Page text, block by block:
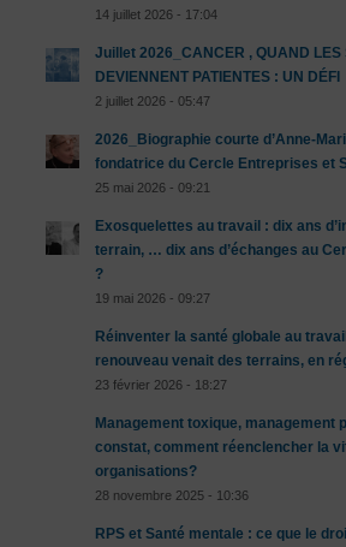
14 juillet 2026 - 17:04
Juillet 2026_CANCER , QUAND LES
DEVIENNENT PATIENTES : UN DÉFI
2 juillet 2026 - 05:47
2026_Biographie courte d’Anne-
fondatrice du Cercle Entreprises et
25 mai 2026 - 09:21
Exosquelettes au travail : dix ans
terrain, … dix ans d’échanges au
?
19 mai 2026 - 09:27
Réinventer la santé globale au
renouveau venait des terrains, en
23 février 2026 - 18:27
Management toxique, management
constat, comment réenclencher la
organisations?
28 novembre 2025 - 10:36
RPS et Santé mentale : ce que le